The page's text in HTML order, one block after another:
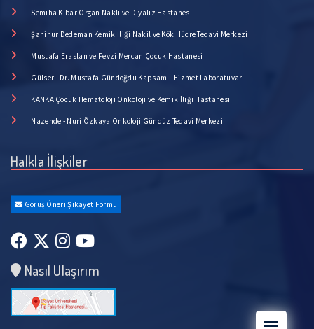
Semiha Kibar Organ Nakli ve Diyaliz Hastanesi
Şahinur Dedeman Kemik İliği Nakil ve Kök Hücre Tedavi Merkezi
Mustafa Eraslan ve Fevzi Mercan Çocuk Hastanesi
Gülser - Dr. Mustafa Gündoğdu Kapsamlı Hizmet Laboratuvarı
KANKA Çocuk Hematoloji Onkoloji ve Kemik İliği Hastanesi
Nazende - Nuri Özkaya Onkoloji Gündüz Tedavi Merkezi
Halkla İlişkiler
Görüş Öneri Şikayet Formu
Nasıl Ulaşırım